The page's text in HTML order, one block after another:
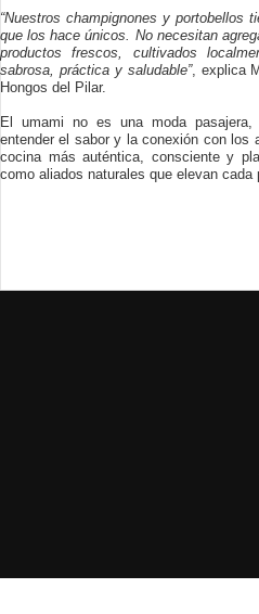
“Nuestros champignones y portobellos
que los hace únicos. No necesitan
productos frescos, cultivados
sabrosa, práctica y saludable”, explica
Hongos del Pilar.
El umami no es una moda
entender el sabor y la conexión con los
cocina más auténtica, consciente y
como aliados naturales que elevan cada